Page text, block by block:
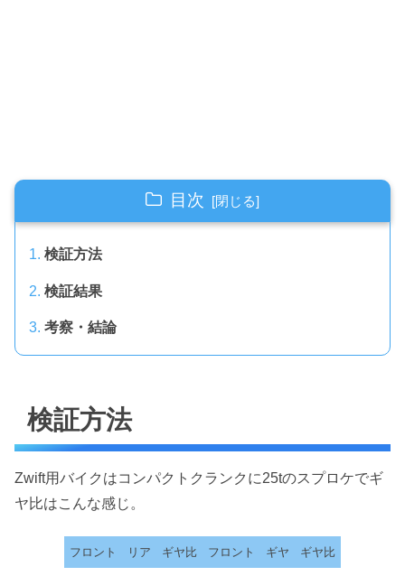
目次
検証方法
検証結果
考察・結論
検証方法
Zwift用バイクはコンパクトクランクに25tのスプロケでギ
ヤ比はこんな感じ。
フロント リア ギヤ比 フロント ギヤ ギヤ比